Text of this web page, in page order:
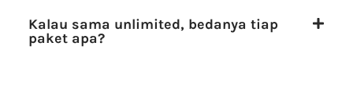
Kalau sama unlimited, bedanya tiap
paket apa?